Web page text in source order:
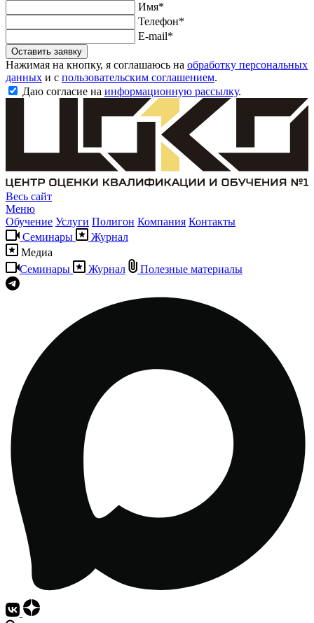
Имя*
Телефон*
E-mail*
Оставить заявку
Нажимая на кнопку, я соглашаюсь на обработку персональных
данных и с пользовательским соглашением.
Даю согласие на информационную рассылку.
Весь сайт
Меню
Обучение Услуги Полигон Компания Контакты
Семинары
Журнал
Медиа
Семинары
Журнал Полезные материалы